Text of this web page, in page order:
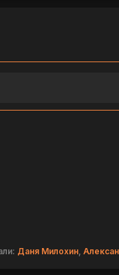
Даня Милохин,